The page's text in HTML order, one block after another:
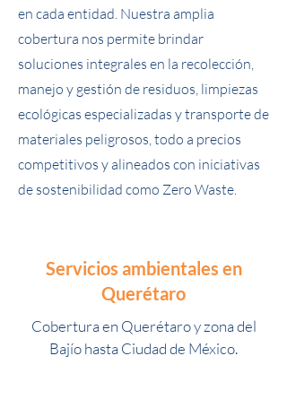
en cada entidad. Nuestra amplia
cobertura nos permite brindar
soluciones integrales en la recolección,
manejo y gestión de residuos, limpiezas
ecológicas especializadas y transporte de
materiales peligrosos, todo a precios
competitivos y alineados con iniciativas
de sostenibilidad como Zero Waste.
Servicios ambientales en
Querétaro
Cobertura en Querétaro y zona del
Bajío hasta Ciudad de México.